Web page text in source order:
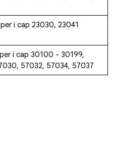
per i cap 23030, 23041
per i cap 30100 - 30199,
57032, 57034, 57037